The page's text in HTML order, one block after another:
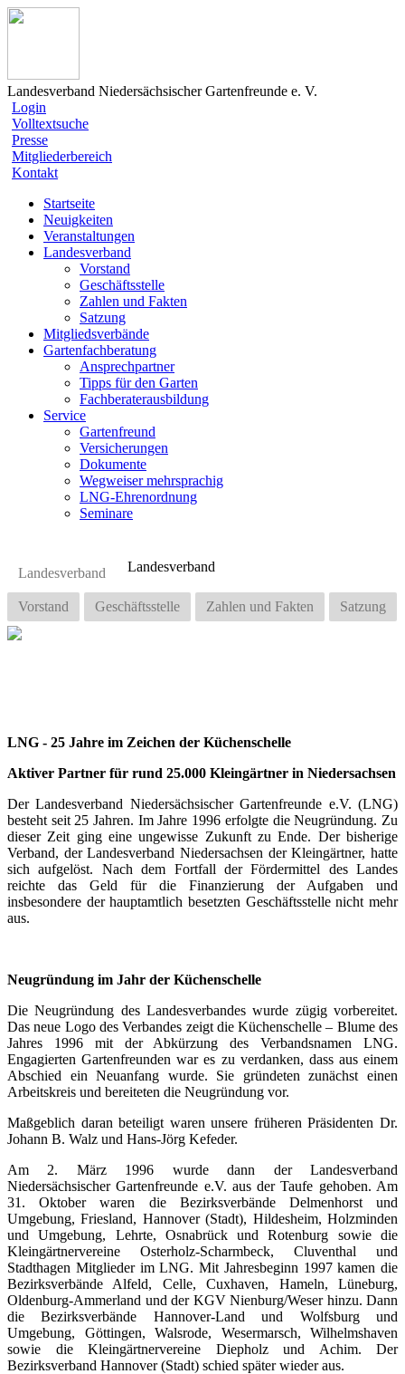
Landesverband Niedersächsischer Gartenfreunde e. V.
Login
Volltextsuche
Presse
Mitgliederbereich
Kontakt
Startseite
Neuigkeiten
Veranstaltungen
Landesverband
Vorstand
Geschäftsstelle
Zahlen und Fakten
Satzung
Mitgliedsverbände
Gartenfachberatung
Ansprechpartner
Tipps für den Garten
Fachberaterausbildung
Service
Gartenfreund
Versicherungen
Dokumente
Wegweiser mehrsprachig
LNG-Ehrenordnung
Seminare
Landesverband
Vorstand Geschäftsstelle Zahlen und Fakten Satzung
Landesverband
LNG - 25 Jahre im Zeichen der Küchenschelle
Aktiver Partner für rund 25.000 Kleingärtner in Niedersachsen
Der Landesverband Niedersächsischer Gartenfreunde e.V. (LNG)
besteht seit 25 Jahren. Im Jahre 1996 erfolgte die Neugründung. Zu
dieser Zeit ging eine ungewisse Zukunft zu Ende. Der bisherige
Verband, der Landesverband Niedersachsen der Kleingärtner, hatte
sich aufgelöst. Nach dem Fortfall der Fördermittel des Landes
reichte das Geld für die Finanzierung der Aufgaben und
insbesondere der hauptamtlich besetzten Geschäftsstelle nicht mehr
aus.
Neugründung im Jahr der Küchenschelle
Die Neugründung des Landesverbandes wurde zügig vorbereitet.
Das neue Logo des Verbandes zeigt die Küchenschelle – Blume des
Jahres 1996 mit der Abkürzung des Verbandsnamen LNG.
Engagierten Gartenfreunden war es zu verdanken, dass aus einem
Abschied ein Neuanfang wurde. Sie gründeten zunächst einen
Arbeitskreis und bereiteten die Neugründung vor.
Maßgeblich daran beteiligt waren unsere früheren Präsidenten Dr.
Johann B. Walz und Hans-Jörg Kefeder.
Am 2. März 1996 wurde dann der Landesverband
Niedersächsischer Gartenfreunde e.V. aus der Taufe gehoben. Am
31. Oktober waren die Bezirksverbände Delmenhorst und
Umgebung, Friesland, Hannover (Stadt), Hildesheim, Holzminden
und Umgebung, Lehrte, Osnabrück und Rotenburg sowie die
Kleingärtnervereine Osterholz-Scharmbeck, Cluventhal und
Stadthagen Mitglieder im LNG. Mit Jahresbeginn 1997 kamen die
Bezirksverbände Alfeld, Celle, Cuxhaven, Hameln, Lüneburg,
Oldenburg-Ammerland und der KGV Nienburg/Weser hinzu. Dann
die Bezirksverbände Hannover-Land und Wolfsburg und
Umgebung, Göttingen, Walsrode, Wesermarsch, Wilhelmshaven
sowie die Kleingärtnervereine Diepholz und Achim. Der
Bezirksverband Hannover (Stadt) schied später wieder aus.